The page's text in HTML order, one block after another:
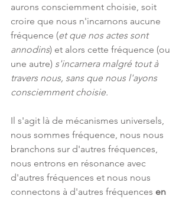
aurons consciemment choisie, soit
croire que nous n'incarnons aucune
fréquence (et que nos actes sont
annodins) et alors cette fréquence (ou
une autre) s'incarnera malgré tout à
travers nous, sans que nous l'ayons
consciemment choisie.
Il s'agit là de mécanismes universels,
nous sommes fréquence, nous nous
branchons sur d'autres fréquences,
nous entrons en résonance avec
d'autres fréquences et nous nous
connectons à d'autres fréquences en